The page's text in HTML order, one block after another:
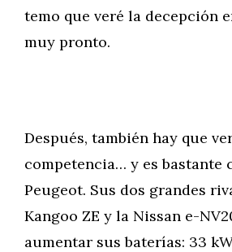
temo que veré la decepción
muy pronto.
Después, también hay que
competencia… y es bastante
Peugeot. Sus dos grandes
Kangoo ZE y la Nissan e-
aumentar sus baterías: 33